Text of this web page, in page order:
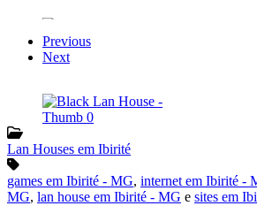
Previous
Next
Lan Houses em Ibirité
games em Ibirité - MG, internet em Ibirité -
MG, lan house em Ibirité - MG e sites em